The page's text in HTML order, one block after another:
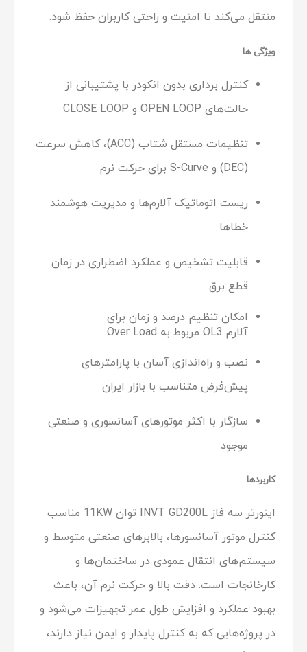
منتقل می‌کند تا امنیت و راحتی کاربران حفظ شود.
ویژگی ها
کنترل برداری بدون انکودر با پشتیبانی از
حالت‌های OPEN LOOP و CLOSE LOOP
تنظیمات مستقل شتاب (ACC)، کاهش سرعت
(DEC) و S-Curve برای حرکت نرم
ریست اتوماتیک آلارم‌ها و مدیریت هوشمند
خطاها
قابلیت تشخیص و عملکرد اضطراری در زمان
قطع برق
امکان تنظیم درصد و زمان برای
آلارم OL3 مربوط به Over Load
نصب و راه‌اندازی آسان با پارامترهای
پیش‌فرض متناسب با بازار ایران
سازگار با اکثر موتورهای آسانسوری و صنعتی
موجود
کاربردها
اینورتر سه فاز INVT GD200L توان 11KW مناسب
کنترل موتور آسانسورها، بالابرهای صنعتی متوسط و
سیستم‌های انتقال عمودی در ساختمان‌ها و
کارخانجات است. دقت بالا و حرکت نرم آن، باعث
بهبود عملکرد و افزایش طول عمر تجهیزات می‌شود و
در پروژه‌هایی که به کنترل پایدار و ایمن نیاز دارند،